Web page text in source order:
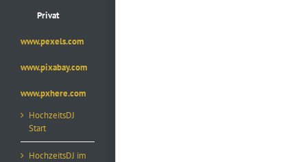
Privat
www.pexels.com
www.pixabay.com
www.pxhere.com
HochzeitsDJ
Start
HochzeitsDJ im